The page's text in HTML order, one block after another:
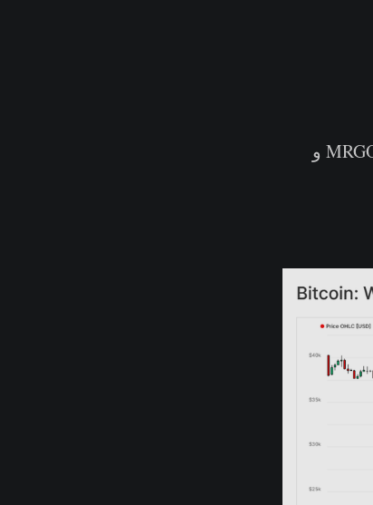
· بررسی قدرت روند صعودی با ارزیابی میزان هماهنگی میان اوسیلاتورهای MRGO و